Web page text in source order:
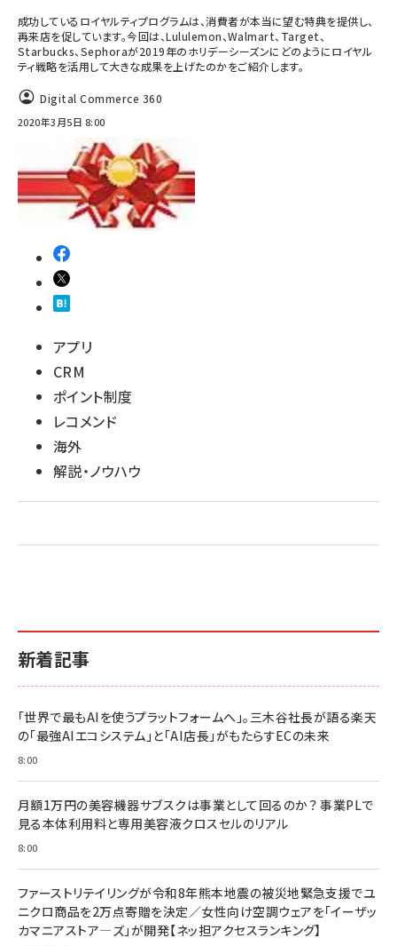
成功しているロイヤルティプログラムは、消費者が本当に望む特典を提供し、
再来店を促しています。今回は、Lululemon、Walmart、Target、
Starbucks、Sephoraが2019年のホリデーシーズンにどのようにロイヤル
ティ戦略を活用して大きな成果を上げたのかをご紹介します。
Digital Commerce 360
2020年3月5日 8:00
アプリ
CRM
ポイント制度
レコメンド
海外
解説・ノウハウ
新着記事
「世界で最もAIを使うプラットフォームへ」。三木谷社長が語る楽天
の「最強AIエコシステム」と「AI店長」がもたらすECの未来
8:00
月額1万円の美容機器サブスクは事業として回るのか？ 事業PLで
見る本体利用料と専用美容液クロスセルのリアル
8:00
ファーストリテイリングが令和8年熊本地震の被災地緊急支援でユ
ニクロ商品を2万点寄贈を決定／女性向け空調ウェアを「イーザッ
カマニアストア―ズ」が開発【ネッ担アクセスランキング】